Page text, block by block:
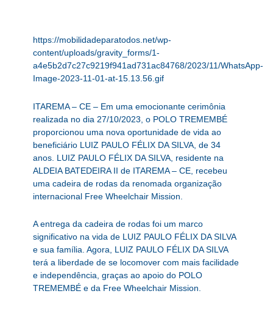
https://mobilidadeparatodos.net/wp-
content/uploads/gravity_forms/1-
a4e5b2d7c27c9219f941ad731ac84768/2023/11/WhatsApp-
Image-2023-11-01-at-15.13.56.gif
ITAREMA – CE – Em uma emocionante cerimônia
realizada no dia 27/10/2023, o POLO TREMEMBÉ
proporcionou uma nova oportunidade de vida ao
beneficiário LUIZ PAULO FÉLIX DA SILVA, de 34
anos. LUIZ PAULO FÉLIX DA SILVA, residente na
ALDEIA BATEDEIRA II de ITAREMA – CE, recebeu
uma cadeira de rodas da renomada organização
internacional Free Wheelchair Mission.
A entrega da cadeira de rodas foi um marco
significativo na vida de LUIZ PAULO FÉLIX DA SILVA
e sua família. Agora, LUIZ PAULO FÉLIX DA SILVA
terá a liberdade de se locomover com mais facilidade
e independência, graças ao apoio do POLO
TREMEMBÉ e da Free Wheelchair Mission.